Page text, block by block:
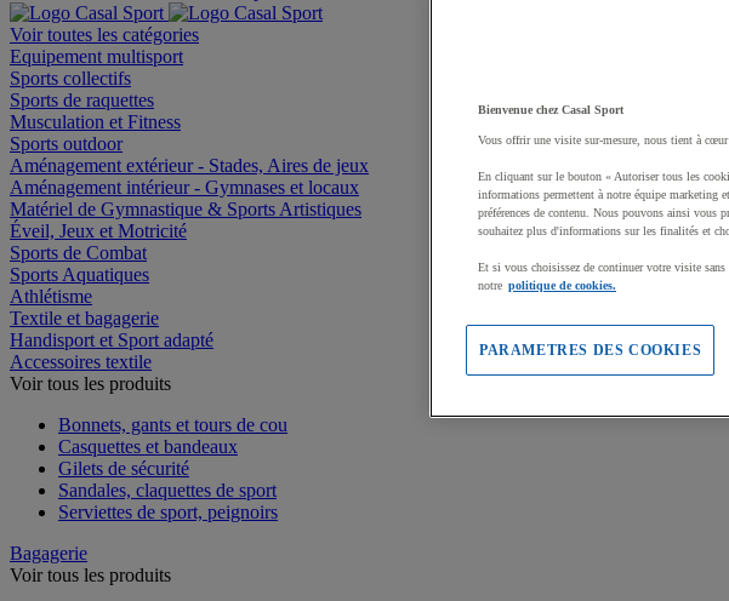
Voir toutes les catégories
Equipement multisport
Sports collectifs
Sports de raquettes
Musculation et Fitness
Sports outdoor
Aménagement extérieur - Stades, Aires de jeux
Aménagement intérieur - Gymnases et locaux
Matériel de Gymnastique & Sports Artistiques
Éveil, Jeux et Motricité
Sports de Combat
Sports Aquatiques
Athlétisme
Textile et bagagerie
Handisport et Sport adapté
Accessoires textile
Voir tous les produits
Bonnets, gants et tours de cou
Casquettes et bandeaux
Gilets de sécurité
Sandales, claquettes de sport
Serviettes de sport, peignoirs
Bagagerie
Voir tous les produits
Bienvenue chez Casal Sport
Vous offrir une visite sur-mesure, nous tient à
En cliquant sur le bouton « Autoriser tous les
informations permettent à notre équipe marketing
préférences de contenu. Nous pouvons ainsi vous
souhaitez plus d'informations sur les finalités et
Et si vous choisissez de continuer votre visite
notre politique de cookies.
PARAMETRES DES COOKIES